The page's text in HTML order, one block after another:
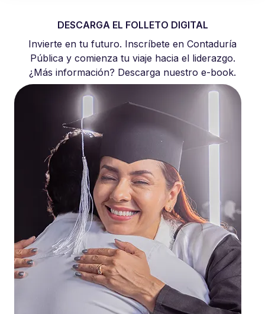
DESCARGA EL FOLLETO DIGITAL
Invierte en tu futuro. Inscríbete en Contaduría
Pública y comienza tu viaje hacia el liderazgo.
¿Más información? Descarga nuestro e-book.